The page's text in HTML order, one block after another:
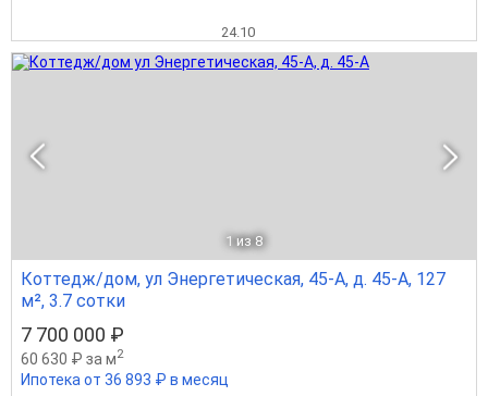
24.10
1 из 8
Коттедж/дом, ул Энергетическая, 45-А, д. 45-А, 127
м², 3.7 сотки
7 700 000 ₽
60 630 ₽ за м2
Ипотека от 36 893 ₽ в месяц